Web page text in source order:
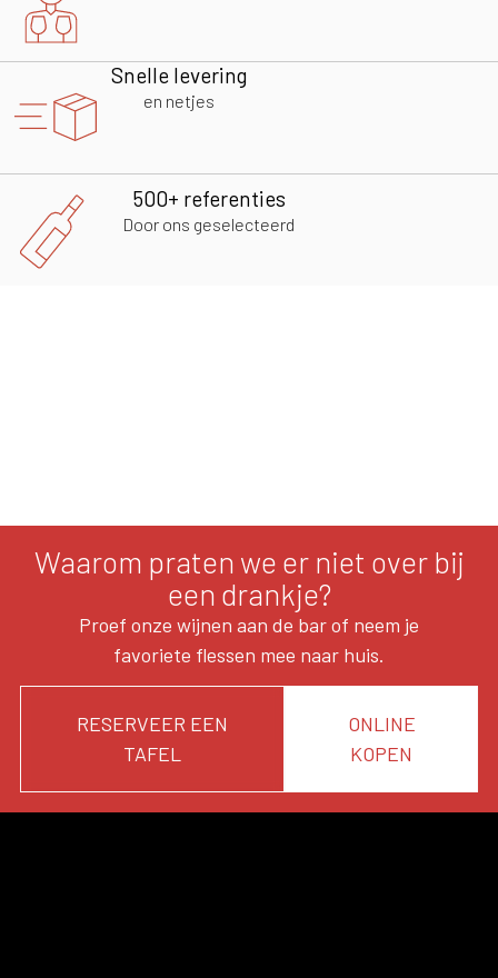
Snelle levering
en netjes
500+ referenties
Door ons geselecteerd
Waarom praten we er niet over bij
een drankje?
Proef onze wijnen aan de bar of neem je
favoriete flessen mee naar huis.
RESERVEER EEN
TAFEL
ONLINE
KOPEN